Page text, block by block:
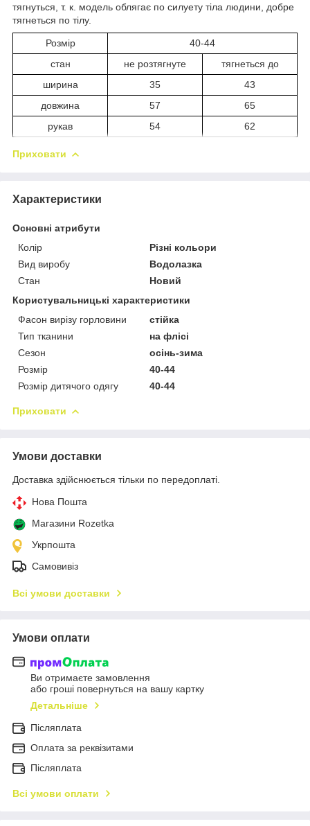
тягнуться, т. к. модель облягає по силуету тіла людини, добре
тягнеться по тілу.
Розмір
40-44
стан
не розтягнуте
тягнеться до
ширина
35
43
довжина
57
65
рукав
54 62
Приховати
Характеристики
Основні атрибути
Колір
Різні кольори
Вид виробу
Водолазка
Стан
Новий
Користувальницькі характеристики
Фасон вирізу горловини
стійка
Тип тканини
на флісі
Сезон
осінь-зима
Розмір
40-44
Розмір дитячого одягу
40-44
Приховати
Умови доставки
Доставка здійснюється тільки по передоплаті.
Нова Пошта
Магазини Rozetka
Укрпошта
Самовивіз
Всі умови доставки
Умови оплати
Ви отримаєте замовлення
або гроші повернуться на вашу картку
Детальніше
Післяплата
Оплата за реквізитами
Післяплата
Всі умови оплати